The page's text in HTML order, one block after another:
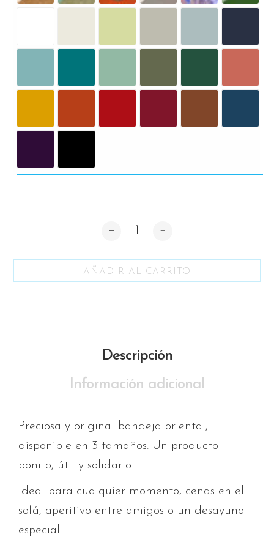
AÑADIR AL CARRITO
Descripción
Información adicional
Preciosa y original bandeja oriental,
disponible en 3 tamaños. Un producto
bonito, útil y solidario.
Ideal para cualquier momento, cenas en el
sofá, aperitivo entre amigos o un desayuno
especial.